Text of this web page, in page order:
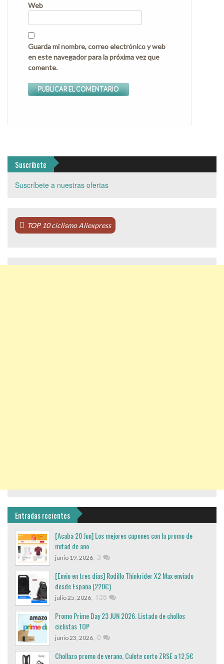
Web
Guarda mi nombre, correo electrónico y web
en este navegador para la próxima vez que
comente.
Suscríbete
Suscríbete a nuestras ofertas
TOP 10 ciclismo Aliexpress
Entradas recientes
[Acaba 20 Jun] Los mejores cupones con la promo de
mitad de año
junio 19, 2026 3
[Envio en tres dias] Rodillo Thinkrider X2 Max enviado
desde España (220€)
julio 25, 2026 135
Promo Prime Day 23 JUN 2026. Listado de chollos
ciclistas TOP
junio 23, 2026 0
Chollazo promo de verano, Culote corto ZRSE a 12,5€